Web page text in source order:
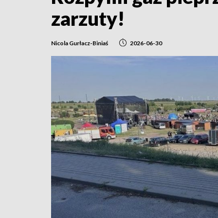
zarzuty!
Nicola Gurłacz-Biniaś 2026-06-30